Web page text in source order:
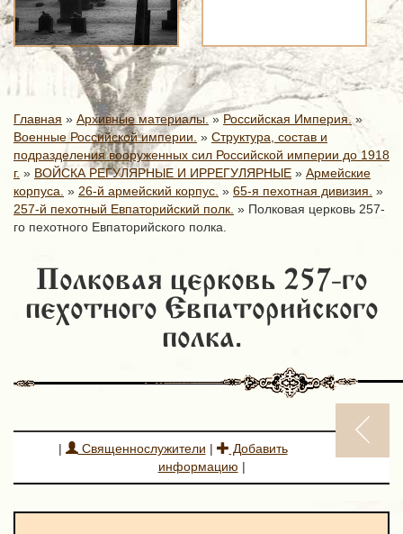
Главная » Архивные материалы.» Российская Империя. »
Военные Российской империи. » Структура, состав и
подразделения вооруженных сил Российской империи до 1918
г. » ВОЙСКА РЕГУЛЯРНЫЕ И ИРРЕГУЛЯРНЫЕ » Армейские
корпуса. » 26-й армейский корпус. » 65-я пехотная дивизия. »
257-й пехотный Евпаторийский полк. » Полковая церковь 257-
го пехотного Евпаторийского полка.
Полковая церковь 257-го
пехотного Евпаторийского
полка.
| Священнослужители |
Добавить
информацию |